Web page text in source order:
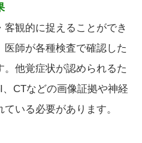
観的に捉えることができ
医師が各種検査で確認した
。他覚症状が認められるた
CTなどの画像証拠や神経
いる必要があります。